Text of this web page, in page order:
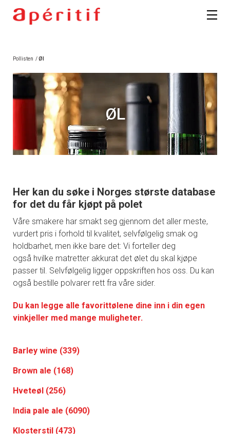
Pollisten /Øl
ØL
Her kan du søke i Norges største database
for det du får kjøpt på polet
Våre smakere har smakt seg gjennom det aller meste,
vurdert pris i forhold til kvalitet, selvfølgelig smak og
holdbarhet, men ikke bare det: Vi forteller deg
også hvilke matretter akkurat det ølet du skal kjøpe
passer til. Selvfølgelig ligger oppskriften hos oss. Du kan
også bestille polvarer rett fra våre sider.
Du kan legge alle favorittølene dine inn i din egen
vinkjeller med mange muligheter.
Barley wine (339)
Brown ale (168)
Hveteøl (256)
India pale ale (6090)
Klosterstil (473)